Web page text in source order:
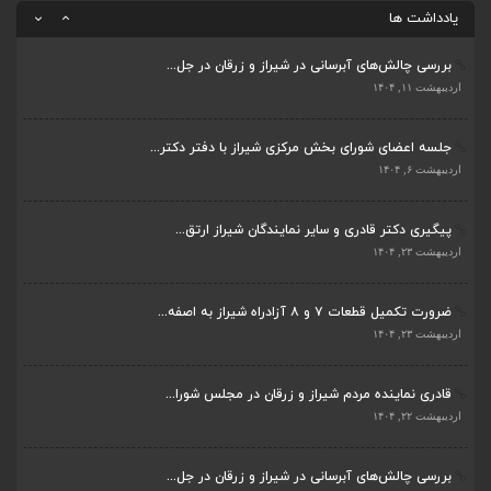
یادداشت ها
بررسی چالش‌های آبرسانی در شیراز و زرقان در جل...
اردیبهشت ۱۱, ۱۴۰۴
جلسه اعضای شورای بخش مرکزی شیراز با دفتر دکتر...
اردیبهشت ۶, ۱۴۰۴
پیگیری دکتر قادری و سایر نمایندگان شیراز ارتق...
اردیبهشت ۲۳, ۱۴۰۴
ضرورت تکمیل قطعات ۷ و ۸ آزادراه شیراز به اصفه...
اردیبهشت ۲۳, ۱۴۰۴
قادری نماینده مردم شیراز و زرقان در مجلس شورا...
اردیبهشت ۲۲, ۱۴۰۴
بررسی چالش‌های آبرسانی در شیراز و زرقان در جل...